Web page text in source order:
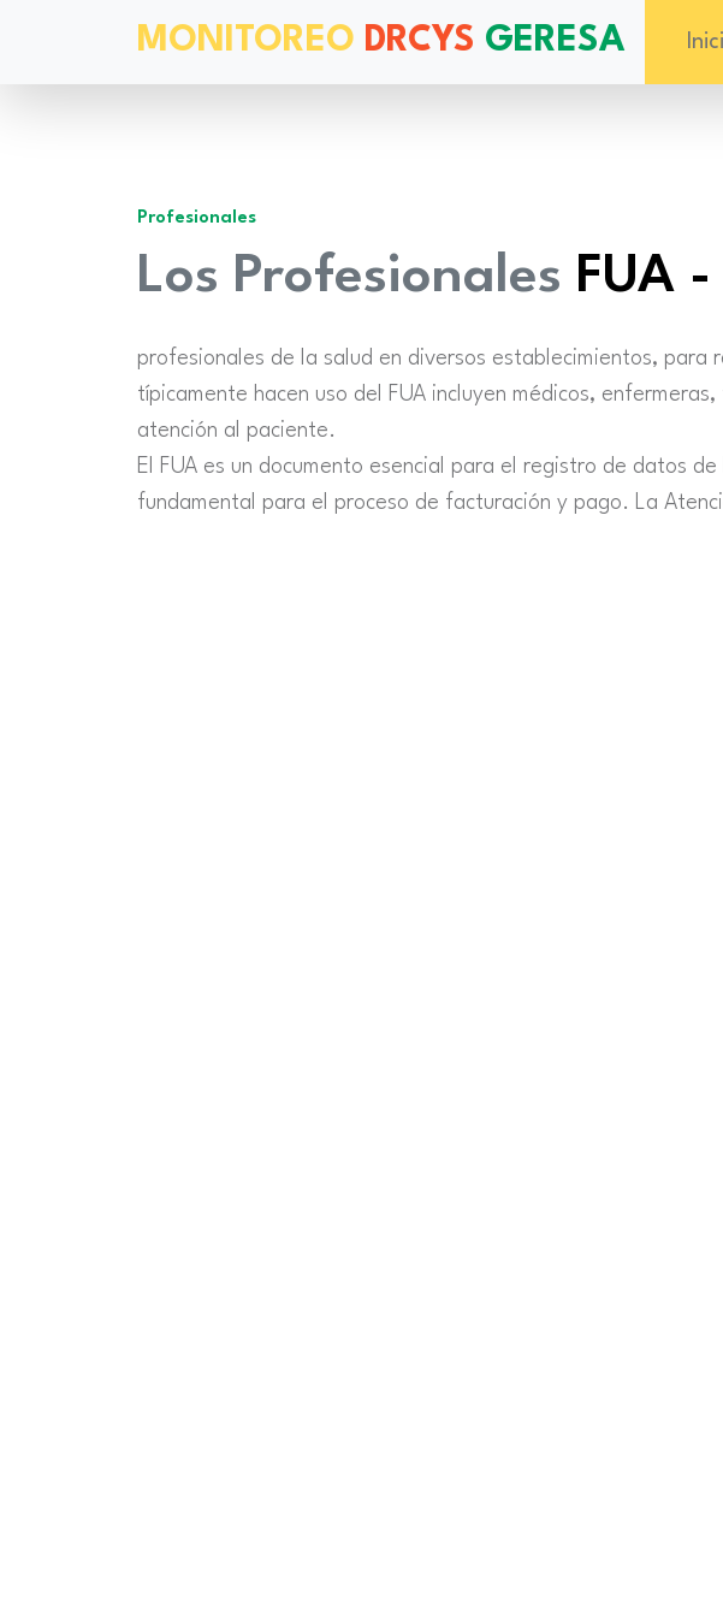
MONITOREO DRCYS GERESA
Profesionales
Los Profesionales FUA -
profesionales de la salud en diversos establecimientos,
típicamente hacen uso del FUA incluyen médicos,
atención al paciente.
El FUA es un documento esencial para el registro de datos
fundamental para el proceso de facturación y pago. La